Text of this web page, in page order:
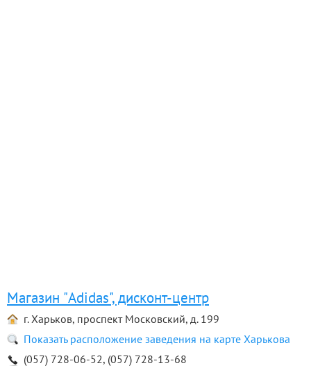
Магазин "Adidas", дисконт-центр
г. Харьков, проспект Московский, д. 199
Показать расположение заведения на карте Харькова
(057) 728-06-52, (057) 728-13-68